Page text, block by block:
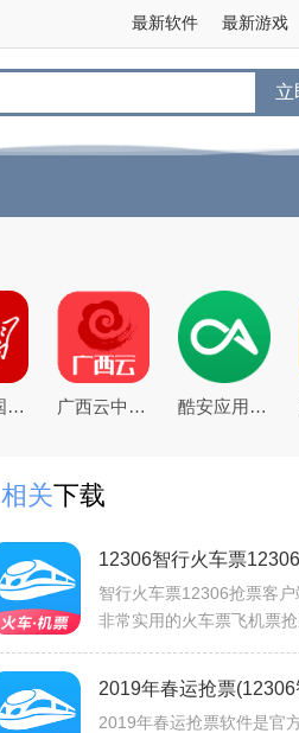
最新游戏
最新软件
立
学习强国app手机客户端 广西云中小学空中课堂app 酷安应用商店app下载2026最新版
相关下载
智行火车票12306抢票客户
非常实用的火车票飞机票抢
本正式上线，酒店预订、飞
2019年春运抢票软件是官